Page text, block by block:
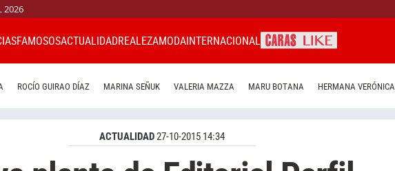
2026
FAMOSOSACTUALIDADREALEZAMODAINTERNACIONAL
ROCÍO GUIRAO DÍAZ MARINA SEÑUK VALERIA MAZZA MARU BOTANA HERMANA VERÓNICA
ACTUALIDAD27-10-2015 14:34